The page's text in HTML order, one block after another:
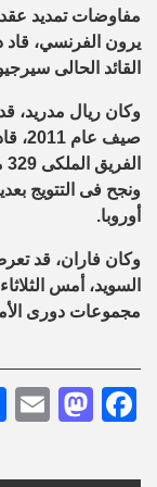
مفاوضات تمديد عقد
يرون الفرنسي، قاد
القائد الحالى
صيف
أوروبا.
وكان فاران، قد
السويد، أمس
مجموعات دورى